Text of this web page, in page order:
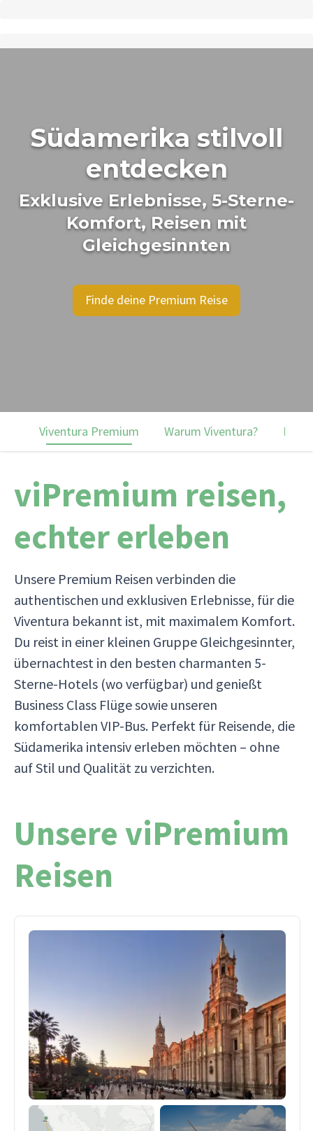
Südamerika stilvoll
entdecken
Exklusive Erlebnisse, 5-Sterne-
Komfort, Reisen mit
Gleichgesinnten
Finde deine Premium Reise
Viventura Premium Warum Viventura?
viPremium reisen,
echter erleben
Unsere Premium Reisen verbinden die
authentischen und exklusiven Erlebnisse, für die
Viventura bekannt ist, mit maximalem Komfort.
Du reist in einer kleinen Gruppe Gleichgesinnter,
übernachtest in den besten charmanten 5-
Sterne-Hotels (wo verfügbar) und genießt
Business Class Flüge sowie unseren
komfortablen VIP-Bus. Perfekt für Reisende, die
Südamerika intensiv erleben möchten – ohne
auf Stil und Qualität zu verzichten.
Unsere viPremium
Reisen